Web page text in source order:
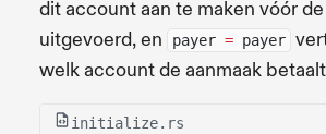
dit account aan te maken vóór
uitgevoerd, en
payer = payer
welk account de aanmaak
initialize.rs